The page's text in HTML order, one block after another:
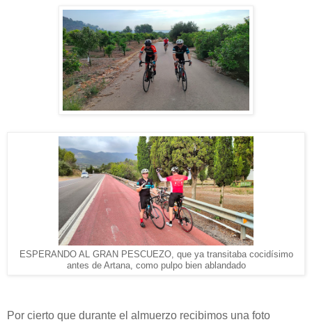
ESPERANDO AL GRAN PESCUEZO, que ya transitaba cocidísimo
antes de Artana, como pulpo bien ablandado
Por cierto que durante el almuerzo recibimos una foto